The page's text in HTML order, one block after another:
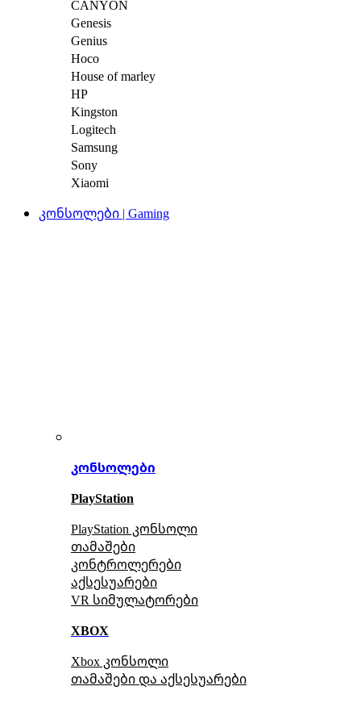
CANYON
Genesis
Genius
Hoco
House of marley
HP
Kingston
Logitech
Samsung
Sony
Xiaomi
კონსოლები | Gaming
კონსოლები
PlayStation
PlayStation კონსოლი
თამაშები
კონტროლერები
აქსესუარები
VR სიმულატორები
XBOX
Xbox კონსოლი
თამაშები და აქსესუარები